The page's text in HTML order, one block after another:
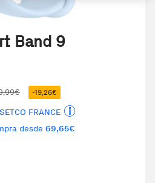
Band 9
-19,26€
FRANCE
desde 69,65€